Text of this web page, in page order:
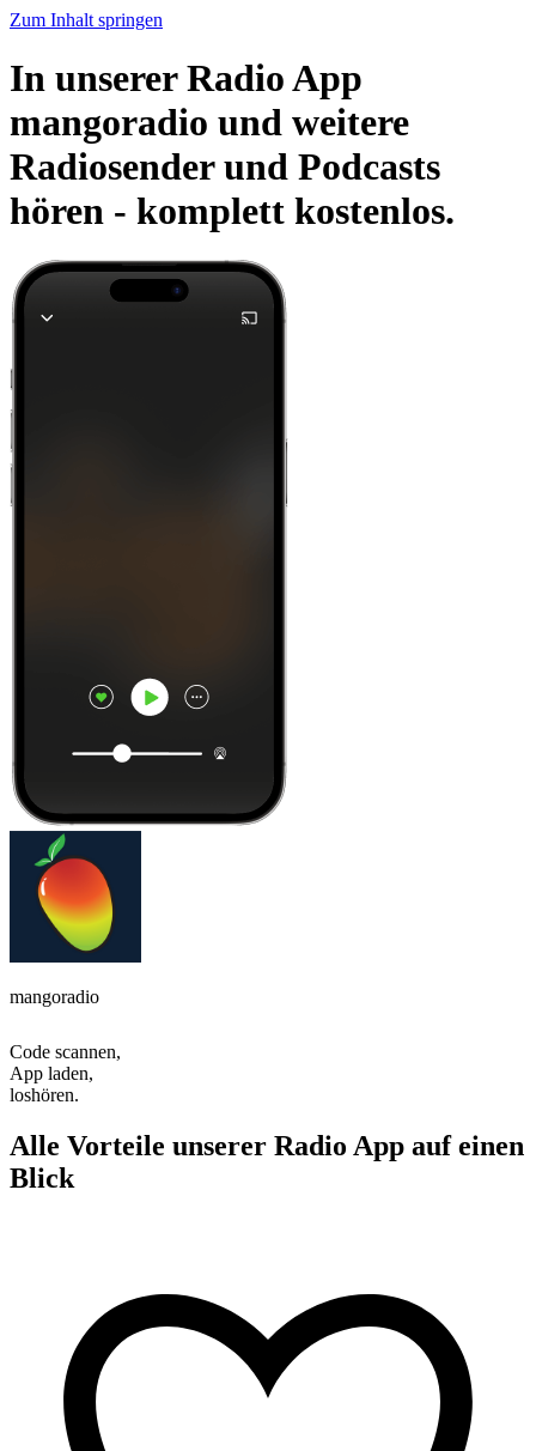
Zum Inhalt springen
In unserer Radio App
mangoradio und weitere
Radiosender und Podcasts
hören - komplett kostenlos.
mangoradio
Code scannen,
App laden,
loshören.
Alle Vorteile unserer Radio App auf einen
Blick